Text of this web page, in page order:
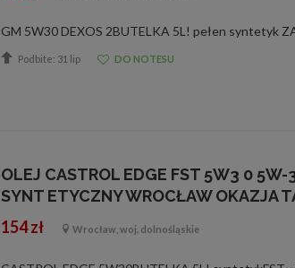
Podbite: 31 lip DO NOTESU
OLEJ CASTROL EDGE FST 5W3 0
SYNT ETYCZNY WROCŁAW OKAZJA
154 zł Wrocław, woj. dolnośląskie